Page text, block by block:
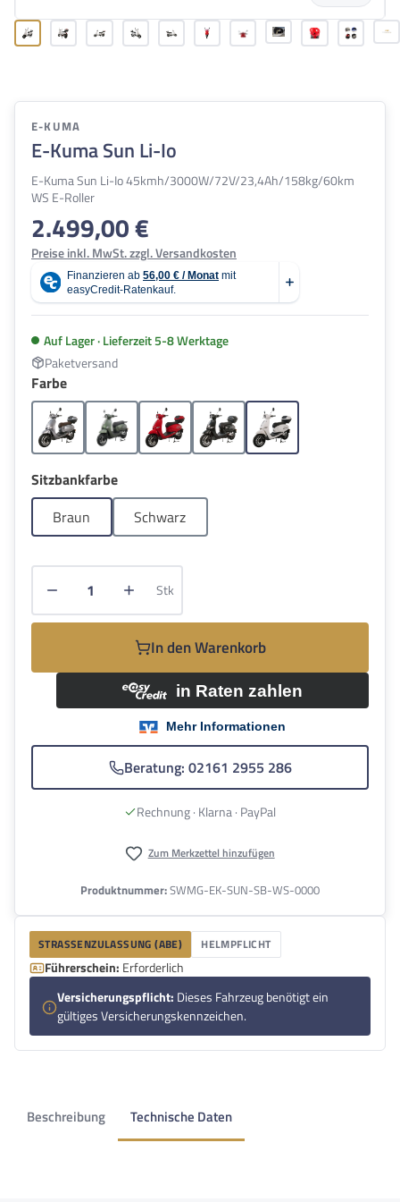
E-KUMA
E-Kuma Sun Li-Io
E-Kuma Sun Li-Io 45kmh/3000W/72V/23,4Ah/158kg/60km
WS E-Roller
Regulärer Preis:
2.499,00 €
Preise inkl. MwSt. zzgl. Versandkosten
Auf Lager · Lieferzeit 5-8 Werktage
Paketversand
Farbeauswählen
Grau Grün Rot SchwarzWeiss
Sitzbankfarbeauswählen
Braun
Schwarz
Produkt Anzahl: Gib den gewünschten
Stk
In den Warenkorb
Beratung: 02161 2955 286
Rechnung · Klarna · PayPal
Zum Merkzettel hinzufügen
Produktnummer:SWMG-EK-SUN-SB-WS-0000
STRASSENZULASSUNG (ABE) HELMPFLICHT
Führerschein: Erforderlich
Versicherungspflicht: Dieses Fahrzeug benötigt ein
gültiges Versicherungskennzeichen.
Beschreibung Technische Daten